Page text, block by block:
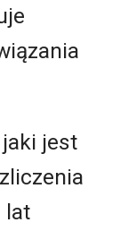
jaki jest
lat